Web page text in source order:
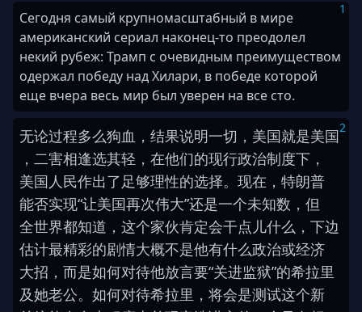
1
Сегодня самый крупномасштабный в мире
американский сериал наконец-то преодолел
некий рубеж: Трамп с очевидным преимуществом
одержал победу над Хилари, в победе которой
еще вчера весь мир был уверен на все сто.
2
无论过程多么狗血 ， 结果说明一切 ， 美国就是美国
， 二害相逢选其轻 ， 在他们的现行政治制度下 ，
美国人民作出了足够理性的选择。 现在 ， 特朗普
能否实现“让美国再次伟大”还是一个未知数 ， 但
全世界都知道 ， 这个家伙肯定会干点儿什么 ， 下边
估计最精彩的剧情大概不是他有什么政治或经济
大招 ， 而是如何对待他放言要“关进监狱”的希拉里
及她老公。 如何对待希拉里 ， 将会是测试这个新